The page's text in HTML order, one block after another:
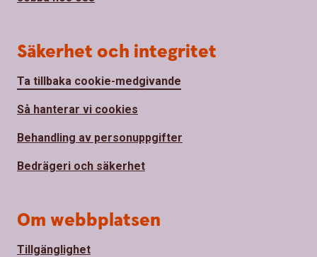
Säkerhet och integritet
Ta tillbaka cookie-medgivande
Så hanterar vi cookies
Behandling av personuppgifter
Bedrägeri och säkerhet
Om webbplatsen
Tillgänglighet